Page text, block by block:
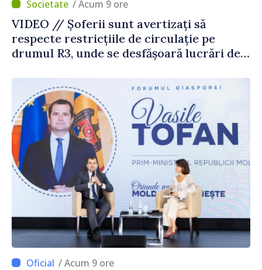
/ Acum 9 ore
VIDEO // Șoferii sunt avertizați să
respecte restricțiile de circulație pe
drumul R3, unde se desfășoară lucrări de
/ Acum 9 ore